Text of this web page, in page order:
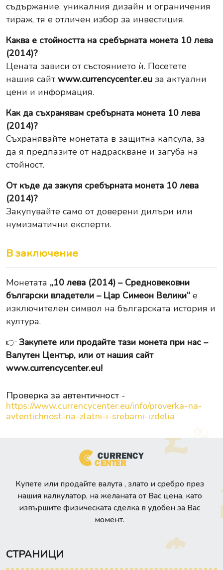
съдържание, уникалния дизайн и ограничения
тираж, тя е отличен избор за инвестиция.
Каква е стойността на сребърната монета 10 лева
(2014)?
Цената зависи от състоянието ѝ. Посетете
нашия сайт www.currencycenter.eu за актуални
цени и информация.
Как да съхранявам сребърната монета 10 лева
(2014)?
Съхранявайте монетата в защитна капсула, за
да я предпазите от надраскване и загуба на
стойност.
От къде да закупя сребърната монета 10 лева
(2014)?
Закупувайте само от доверени дилъри или
нумизматични експерти.
В заключение
Монетата „10 лева (2014) – Средновековни
български владетели – Цар Симеон Велики“ е
изключителен символ на българската история и
култура.
👉 Закупете или продайте тази монета при нас –
Валутен Център, или от нашия сайт
www.currencycenter.eu!
Проверка за автентичност -
https://www.currencycenter.eu/info/proverka-na-
avtentichnost-na-zlatni-i-srebarni-izdelia
Купете или продайте валута , злато и сребро през
нашия калкулатор, на желаната от Вас цена, като
извършите физическата сделка в удобен за Вас
момент.
СТРАНИЦИ